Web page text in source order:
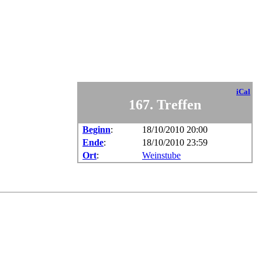
iCal
167. Treffen
Beginn:
18/10/2010 20:00
Ende:
18/10/2010 23:59
Ort: Weinstube